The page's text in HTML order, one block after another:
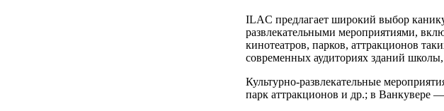
ILAC предлагает широкий выбор
развлекательными мероприятиями,
кинотеатров, парков, аттракционов
современных аудиториях зданий
Культурно-развлекательные
парк аттракционов и др.; в Ванкувере